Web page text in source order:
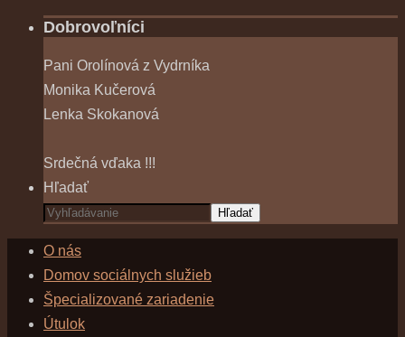
Dobrovoľníci
Pani Orolínová z Vydrníka
Monika Kučerová
Lenka Skokanová
Srdečná vďaka !!!
Hľadať
Hľadať
O nás
Domov sociálnych služieb
Špecializované zariadenie
Útulok